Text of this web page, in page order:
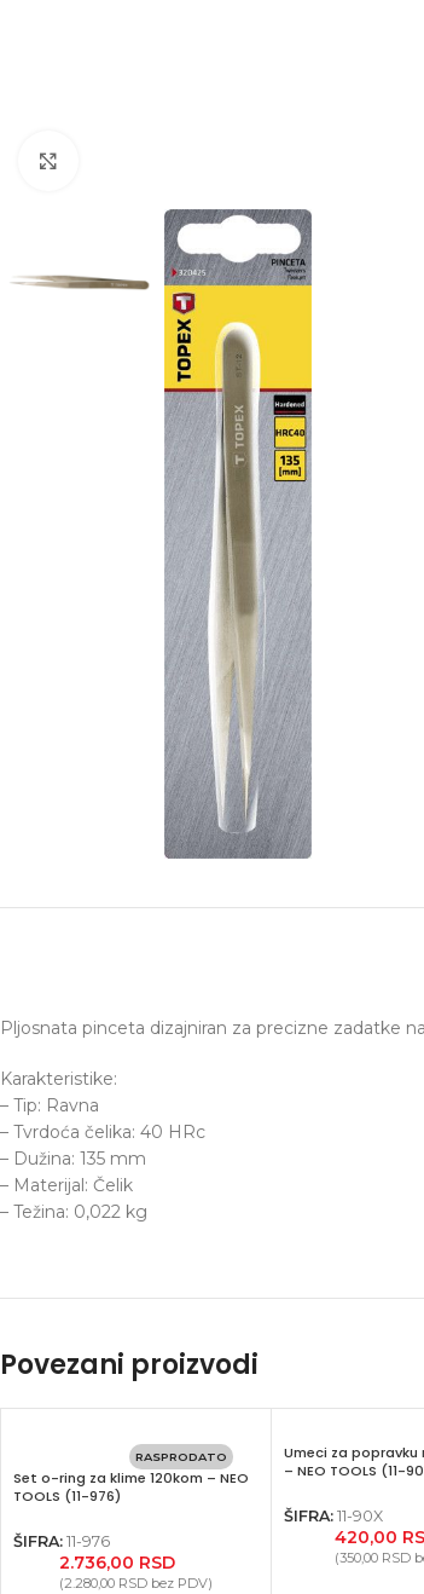
Pljosnata pinceta dizajniran za precizne zadatke
Karakteristike:
– Tip: Ravna
– Tvrdoća čelika: 40 HRc
– Dužina: 135 mm
– Materijal: Čelik
– Težina: 0,022 kg
Povezani proizvodi
RASPRODATO
Set o-ring za klime 120kom – NEO
TOOLS (11-976)
ŠIFRA: 11-976
2.736,00 RSD
(2.280,00 RSDbez PDV)
Umeci za
– NEO TOOLS (11-
ŠIFRA: 11-90X
420,00
(350,00 RSD